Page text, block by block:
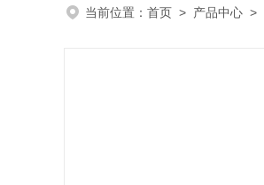
当前位置： 首页 > 产品中心 >